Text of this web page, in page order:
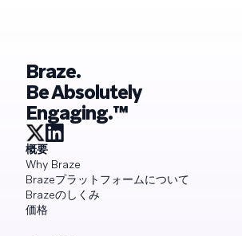
Braze.
Be Absolutely
Engaging.™
概要
Why Braze
Brazeプラットフォームについて
Brazeのしくみ
価格